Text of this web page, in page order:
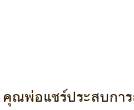
คุณพ่อแชร์ประสบกา